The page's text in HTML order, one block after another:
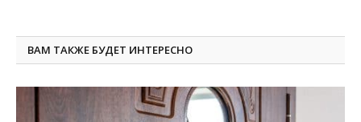
ВАМ ТАКЖЕ БУДЕТ ИНТЕРЕСНО